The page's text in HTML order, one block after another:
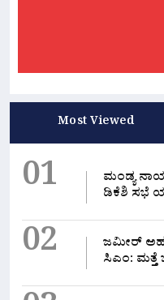
Most Viewed
01
ಮಂಡ್ಯ
ಡಿಕೆಶಿ ಸಭೆ
02
ಜಮೀರ್
ಸಿಎಂ: ಮತ್ತೆ